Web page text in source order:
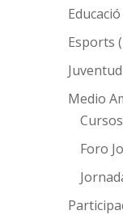
Educació
Esports
Juventud
Medio
Foro